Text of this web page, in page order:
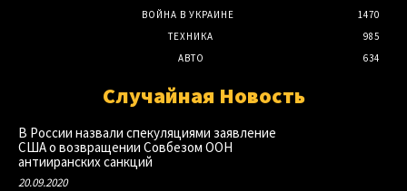
ВОЙНА В УКРАИНЕ
1470
ТЕХНИКА
985
АВТО
634
Случайная Новость
В России назвали спекуляциями заявление
США о возвращении Совбезом ООН
антииранских санкций
20.09.2020